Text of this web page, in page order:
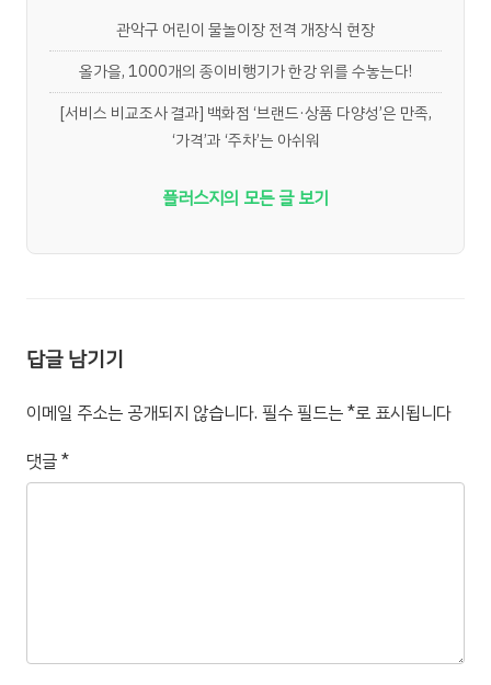
관악구 어린이 물놀이장 전격 개장식 현장
올가을, 1000개의 종이비행기가 한강 위를 수놓는다!
[서비스 비교조사 결과] 백화점 ‘브랜드·상품 다양성’은 만족,
‘가격’과 ‘주차’는 아쉬워
플러스지의 모든 글 보기
답글 남기기
이메일 주소는 공개되지 않습니다. 필수 필드는*로 표시됩니다
댓글*